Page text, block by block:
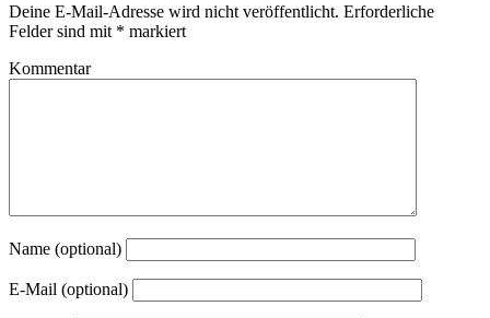
Deine E-Mail-Adresse wird nicht veröffentlicht. Erforderliche
Felder sind mit * markiert
Kommentar
Name (optional)
E-Mail (optional)